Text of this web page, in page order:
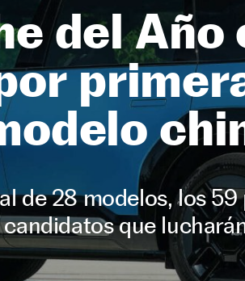
del Año
de 28 modelos, los
que